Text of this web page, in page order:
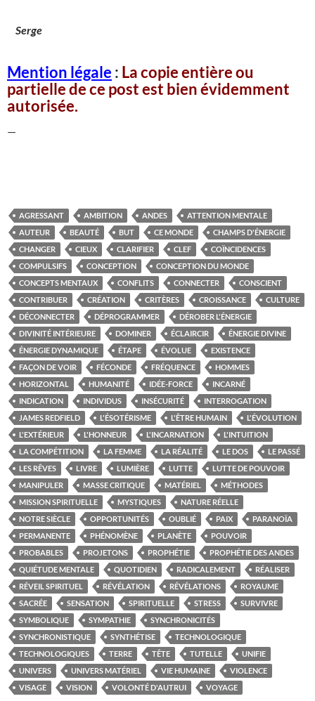
Serge
Mention légale : La copie entière ou
partielle de ce post est bien évidemment
autorisée.
—
AGRESSANT AMBITION ANDES
ATTENTION MENTALE
AUTEUR
BEAUTÉ BUT CE MONDE
CHAMPS D'ÉNERGIE
CHANGER
CIEUX CLARIFIER CLEF
COÏNCIDENCES
COMPULSIFS
CONCEPTION
CONCEPTION DU MONDE
CONCEPTS MENTAUX
CONFLITS CONNECTER
CONSCIENT
CONTRIBUER
CRÉATION CRITÈRES CROISSANCE
CULTURE
DÉCONNECTER
DÉPROGRAMMER
DÉROBER L'ÉNERGIE
DIVINITÉ INTÉRIEURE
DOMINER ÉCLAIRCIR
ÉNERGIE DIVINE
ÉNERGIE DYNAMIQUE
ÉTAPE ÉVOLUE
EXISTENCE
FAÇON DE VOIR
FÉCONDE FRÉQUENCE
HOMMES
HORIZONTAL
HUMANITÉ IDÉE-FORCE
INCARNÉ
INDICATION
INDIVIDUS INSÉCURITÉ
INTERROGATION
JAMES REDFIELD
L'ÉSOTÉRISME L'ÊTRE HUMAIN
L'ÉVOLUTION
L'EXTÉRIEUR
L'HONNEUR L'INCARNATION
L'INTUITION
LA COMPÉTITION
LA FEMME LA RÉALITÉ LE DOS
LE PASSÉ
LES RÊVES
LIVRE LUMIÈRE LUTTE
LUTTE DE POUVOIR
MANIPULER
MASSE CRITIQUE MATÉRIEL
MÉTHODES
MISSION SPIRITUELLE
MYSTIQUES
NATURE RÉELLE
NOTRE SIÈCLE
OPPORTUNITÉS OUBLIÉ PAIX
PARANOÏA
PERMANENTE
PHÉNOMÈNE PLANÈTE
POUVOIR
PROBABLES
PROJETONS PROPHÉTIE
PROPHÉTIE DES ANDES
QUIÉTUDE MENTALE
QUOTIDIEN RADICALEMENT
RÉALISER
RÉVEIL SPIRITUEL
RÉVÉLATION RÉVÉLATIONS
ROYAUME
SACRÉE
SENSATION SPIRITUELLE STRESS
SURVIVRE
SYMBOLIQUE
SYMPATHIE
SYNCHRONICITÉS
SYNCHRONISTIQUE
SYNTHÉTISE
TECHNOLOGIQUE
TECHNOLOGIQUES
TERRE TÊTE TUTELLE
UNIFIE
UNIVERS
UNIVERS MATÉRIEL VIE HUMAINE
VIOLENCE
VISAGE
VISION VOLONTÉ D'AUTRUI VOYAGE